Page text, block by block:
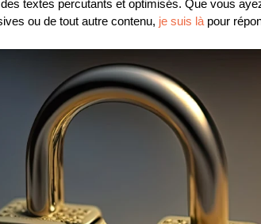
textes percutants et optimisés. Que vous
ou de tout autre contenu, je suis làpour